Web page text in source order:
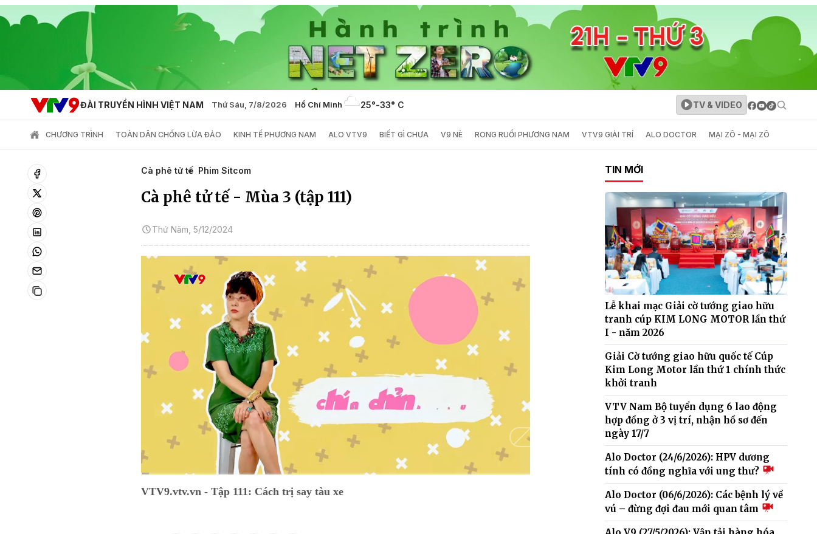
ĐÀI TRUYỀN HÌNH VIỆT NAM Thứ Sáu, 7/8/2026 Hồ Chí Minh 25°-33° C TV & VIDEO
CHƯƠNG TRÌNH TOÀN DÂN CHỐNG LỪA ĐẢO KINH TẾ PHƯƠNG NAM ALO VTV9 BIẾT GÌ CHƯA V9 NÈ RONG RUỔI PHƯƠNG NAM VTV9 GIẢI TRÍ ALO DOCTOR MẠI ZÔ - MẠI ZÔ
Cà phê tử tế Phim Sitcom
Cà phê tử tế - Mùa 3 (tập 111)
Thứ Năm, 5/12/2024
VTV9.vtv.vn - Tập 111: Cách trị say tàu xe
TIN MỚI
Lễ khai mạc Giải cờ tướng giao hữu
tranh cúp KIM LONG MOTOR lần thứ
I - năm 2026
Giải Cờ tướng giao hữu quốc tế Cúp
Kim Long Motor lần thứ 1 chính thức
khởi tranh
VTV Nam Bộ tuyển dụng 6 lao động
hợp đồng ở 3 vị trí, nhận hồ sơ đến
ngày 17/7
Alo Doctor (24/6/2026): HPV dương
tính có đồng nghĩa với ung thư?
Alo Doctor (06/6/2026): Các bệnh lý về
vú – đừng đợi đau mới quan tâm